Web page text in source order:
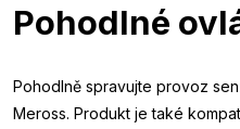
Pohodlné
Pohodlně spravujte provoz
Meross. Produkt je také